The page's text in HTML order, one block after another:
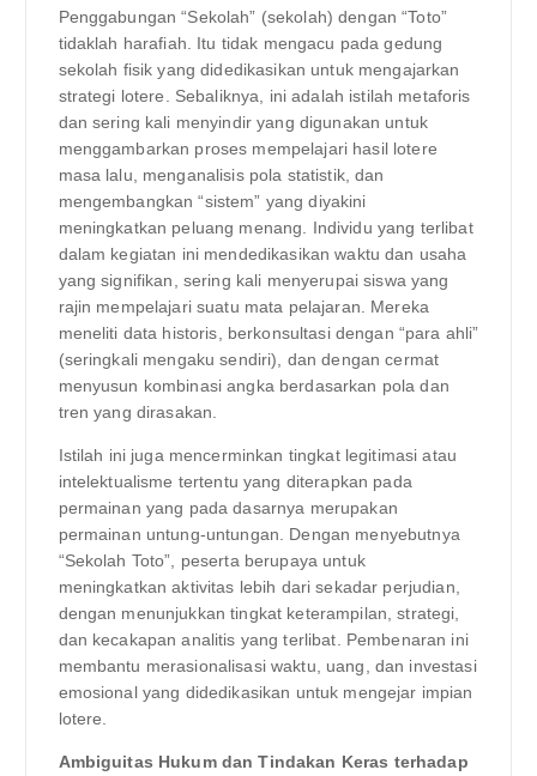
Penggabungan “Sekolah” (sekolah) dengan “Toto”
tidaklah harafiah. Itu tidak mengacu pada gedung
sekolah fisik yang didedikasikan untuk mengajarkan
strategi lotere. Sebaliknya, ini adalah istilah metaforis
dan sering kali menyindir yang digunakan untuk
menggambarkan proses mempelajari hasil lotere
masa lalu, menganalisis pola statistik, dan
mengembangkan “sistem” yang diyakini
meningkatkan peluang menang. Individu yang terlibat
dalam kegiatan ini mendedikasikan waktu dan usaha
yang signifikan, sering kali menyerupai siswa yang
rajin mempelajari suatu mata pelajaran. Mereka
meneliti data historis, berkonsultasi dengan “para ahli”
(seringkali mengaku sendiri), dan dengan cermat
menyusun kombinasi angka berdasarkan pola dan
tren yang dirasakan.
Istilah ini juga mencerminkan tingkat legitimasi atau
intelektualisme tertentu yang diterapkan pada
permainan yang pada dasarnya merupakan
permainan untung-untungan. Dengan menyebutnya
“Sekolah Toto”, peserta berupaya untuk
meningkatkan aktivitas lebih dari sekadar perjudian,
dengan menunjukkan tingkat keterampilan, strategi,
dan kecakapan analitis yang terlibat. Pembenaran ini
membantu merasionalisasi waktu, uang, dan investasi
emosional yang didedikasikan untuk mengejar impian
lotere.
Ambiguitas Hukum dan Tindakan Keras terhadap